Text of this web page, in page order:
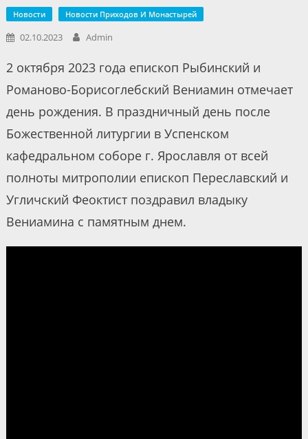
Новости Новости Приходов И Монастырей
02.10.2023 Admin
2 октября 2023 года епископ Рыбинский и
Романово-Борисоглебский Вениамин отмечает
день рождения. В праздничный день после
Божественной литургии в Успенском
кафедральном соборе г. Ярославля от всей
полноты митрополии епископ Переславский и
Угличский Феоктист поздравил владыку
Вениамина с памятным днем.